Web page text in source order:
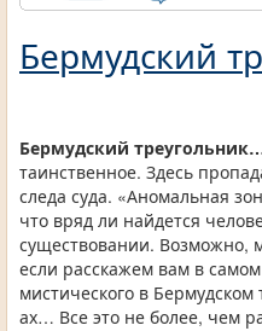
Бермудский
Бермудский
таинственное. Здесь
следа суда. «Аномальная
что вряд ли найдется
существовании.
если расскажем вам в
мистического в
ах… Все это не более, чем